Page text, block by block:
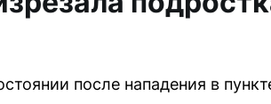
после нападения в